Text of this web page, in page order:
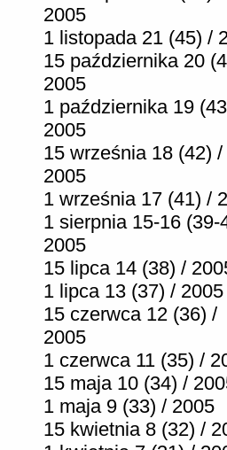
2005
1 listopada 21 (45) /
15 października 20
2005
1 października 19
2005
15 września 18 (42) /
2005
1 września 17 (41) /
1 sierpnia 15-16 (39-
2005
15 lipca 14 (38) /
1 lipca 13 (37) / 2005
15 czerwca 12 (36) /
2005
1 czerwca 11 (35) /
15 maja 10 (34) /
1 maja 9 (33) / 2005
15 kwietnia 8 (32) /